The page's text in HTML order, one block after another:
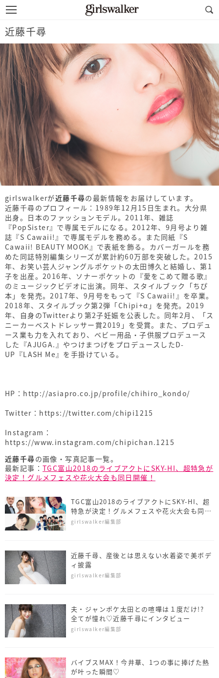
近藤千尋
girlswalkerが近藤千尋の最新情報をお届けしています。
近藤千尋のプロフィール：1989年12月15日生まれ。大分県
出身。日本のファッションモデル。2011年、雑誌
『PopSister』で専属モデルになる。2012年、9月号より雑
誌『S Cawaii!』で専属モデルを務める。また同紙『S
Cawaii! BEAUTY MOOK』で表紙を飾る。カバーガールを務
めた同誌特別編集シリーズが累計約60万部を突破した。2015
年、お笑い芸人ジャングルポケットの太田博久と結婚し、第1
子を出産。2016年、ソナーポケットの『愛をこめて贈る歌』
のミュージックビデオに出演。同年、スタイルブック「ちぴ
本」を発売。2017年、9月号をもって『S Cawaii!』を卒業。
2018年、スタイルブック第2弾「Chipi+α」を発売。2019
年、自身のTwitterより第2子妊娠を公表した。同年2月、「ス
ニーカーベストドレッサー賞2019」を受賞。また、プロデュ
ース業も力を入れており、ベビー用品・子供服プロデュース
した『AJUGA.』やつけまつげをプロデュースしたD-
UP『LASH Me』を手掛けている。
HP： http://asiapro.co.jp/profile/chihiro_kondo/
Twitter： https://twitter.com/chipi1215
Instagram：
https://www.instagram.com/chipichan.1215
近藤千尋の画像・写真記事一覧。
最新記事： TGC富山2018のライブアクトにSKY-HI、超特急が
決定！グルメフェスや花火大会も同日開催！
TGC富山2018のライブアクトにSKY-HI、超
特急が決定！グルメフェスや花火大会も同日
開催！
girlswalker編集部
近藤千尋、産後とは思えない水着姿で美ボデ
ィ披露
girlswalker編集部
夫・ジャンポケ太田との喧嘩は１度だけ!?
全てが憧れ♡近藤千尋にインタビュー
girlswalker編集部
バイブスMAX！今井華、1つの事に捧げた熱
が叶った瞬間♡